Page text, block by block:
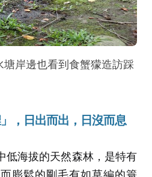
岸邊也看到食蟹獴造訪踩
，日出而出，日沒而息
低海拔的天然森林，是特有
膨鬆的剛毛有如草編的簑